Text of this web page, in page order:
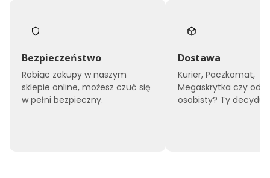
Bezpieczeństwo
Robiąc zakupy w naszym
sklepie online, możesz czuć się
w pełni bezpieczny.
Dostawa
Kurier, Paczkomat,
Megaskrytka czy
osobisty? Ty